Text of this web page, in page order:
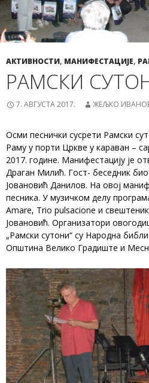
АКТИВНОСТИ, МАНИФЕСТАЦИЈЕ,
РАМСКИ
7. АВГУСТА 2017. ЖЕЉКО
Осми песнички сусрети Рамски
Раму у порти Цркве у караван –
2017. године. Манифестацију је
Драган Милић. Гост- беседник
Јовановић Данилов. На овој
песника. У музичком делу
Amare, Trio pulsacione и
Јовановић. Организатори
„Рамски сутони“ су Народна
Општина Велико Градиште и